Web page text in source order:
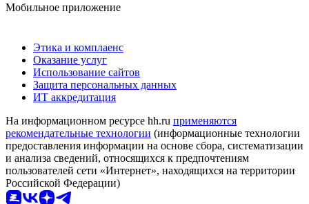
Мобильное приложение
Этика и комплаенс
Оказание услуг
Использование сайтов
Защита персональных данных
ИТ аккредитация
На информационном ресурсе hh.ru применяются
рекомендательные технологии (информационные технологии
предоставления информации на основе сбора, систематизации
и анализа сведений, относящихся к предпочтениям
пользователей сети «Интернет», находящихся на территории
Российской Федерации)